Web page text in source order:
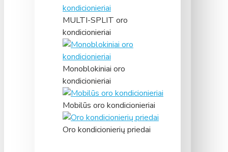
MULTI-SPLIT oro
kondicionieriai
Monoblokiniai oro
kondicionieriai
Mobilūs oro kondicionieriai
Oro kondicionierių priedai